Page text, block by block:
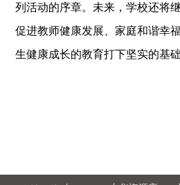
列活动的序章。未来，学校还将
促进教师健康发展、家庭和谐幸
生健康成长的教育打下坚实的基础